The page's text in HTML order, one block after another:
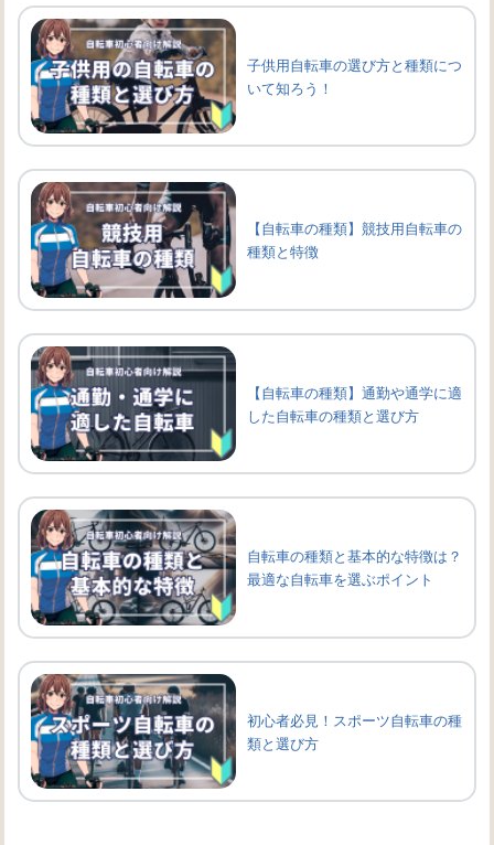
子供用自転車の選び方と種類につ
いて知ろう！
【自転車の種類】競技用自転車の
種類と特徴
【自転車の種類】通勤や通学に適
した自転車の種類と選び方
自転車の種類と基本的な特徴は？
最適な自転車を選ぶポイント
初心者必見！スポーツ自転車の種
類と選び方